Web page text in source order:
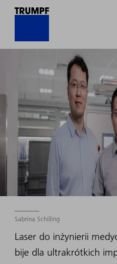
Sabrina Schilling
Laser do inżynierii
bije dla ultrakrótkich